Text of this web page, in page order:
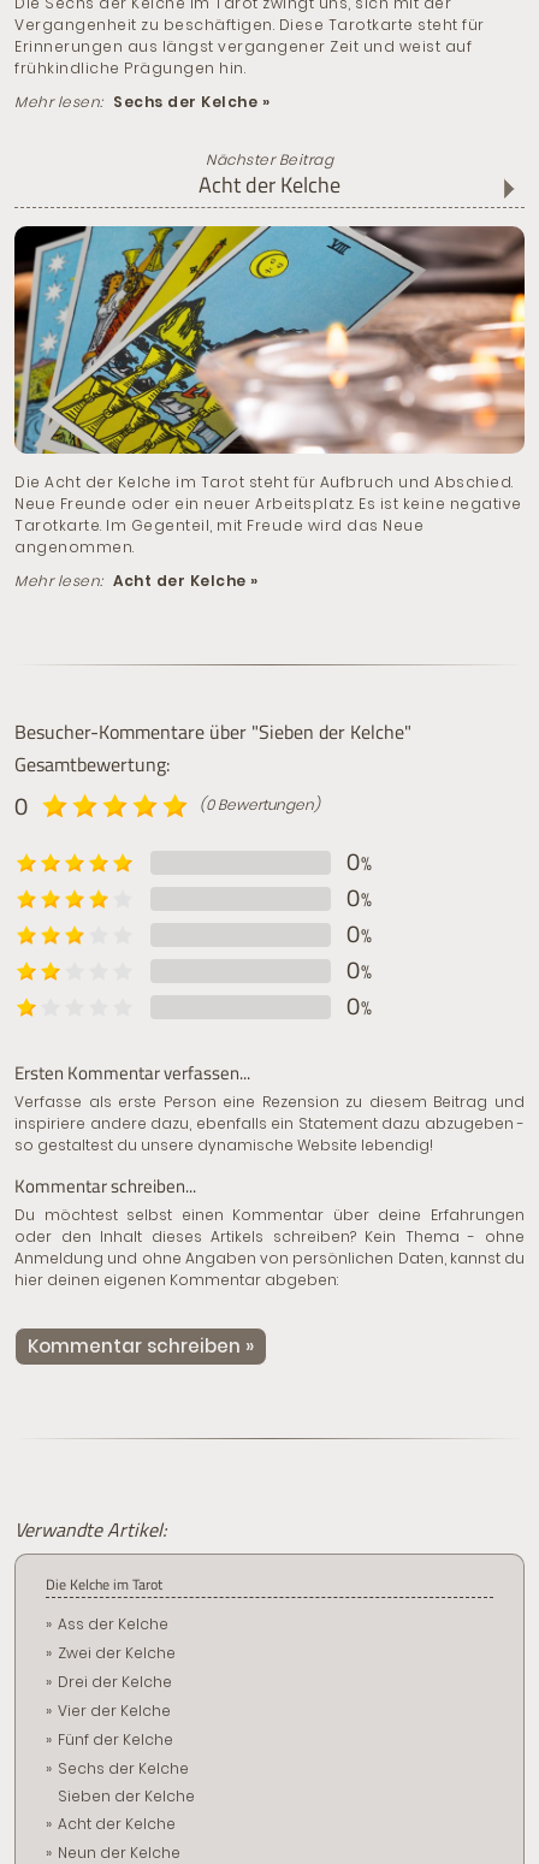
Vergangenheit zu beschäftigen. Diese Tarotkarte steht für
Erinnerungen aus längst vergangener Zeit und weist auf
frühkindliche Prägungen hin.
Mehr lesen: Sechs der Kelche »
Nächster Beitrag
Acht der Kelche
Die Acht der Kelche im Tarot steht für Aufbruch und Abschied.
Neue Freunde oder ein neuer Arbeitsplatz. Es ist keine negative
Tarotkarte. Im Gegenteil, mit Freude wird das Neue
angenommen.
Mehr lesen: Acht der Kelche »
Besucher-Kommentare über "Sieben der Kelche"
Gesamtbewertung:
0 (0 Bewertungen)
0%
0%
0%
0%
0%
Ersten Kommentar verfassen...
Verfasse als erste Person eine Rezension zu diesem Beitrag und
inspiriere andere dazu, ebenfalls ein Statement dazu abzugeben -
so gestaltest du unsere dynamische Website lebendig!
Kommentar schreiben...
Du möchtest selbst einen Kommentar über deine Erfahrungen
oder den Inhalt dieses Artikels schreiben? Kein Thema - ohne
Anmeldung und ohne Angaben von persönlichen Daten, kannst du
hier deinen eigenen Kommentar abgeben:
Kommentar schreiben »
Verwandte Artikel:
Die Kelche im Tarot
Ass der Kelche
Zwei der Kelche
Drei der Kelche
Vier der Kelche
Fünf der Kelche
Sechs der Kelche
Sieben der Kelche
Acht der Kelche
Neun der Kelche